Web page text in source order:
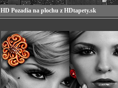
HD Pozadia na plochu z HDtapety.sk